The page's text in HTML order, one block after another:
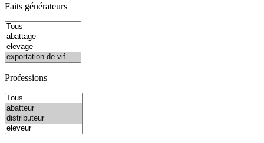
Faits générateurs
Professions